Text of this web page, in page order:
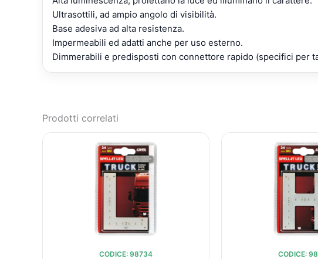
Ultrasottili, ad ampio angolo di visibilità.
Base adesiva ad alta resistenza.
Impermeabili ed adatti anche per uso esterno.
Dimmerabili e predisposti con connettore rapido (specifici per
Prodotti correlati
CODICE: 98734
PREZZO
ORIGINALE
ERA:
€10,35.
CODICE: